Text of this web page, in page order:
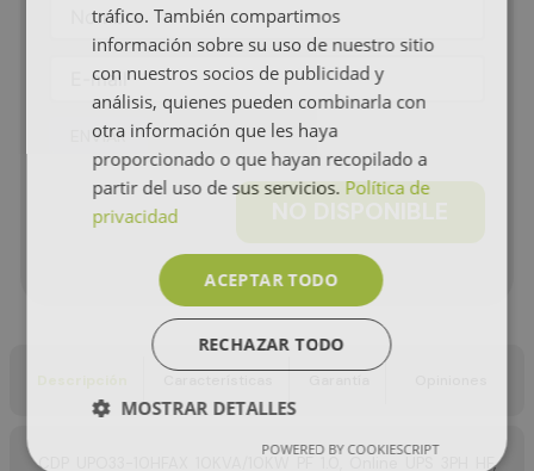
ENVIAR
CDP UPO33-10HFAX 10KVA/10KW PF 1.0, Online UPS 3PH HF,
tráfico. También compartimos
información sobre su uso de nuestro sitio
con nuestros socios de publicidad y
análisis, quienes pueden combinarla con
otra información que les haya
proporcionado o que hayan recopilado a
partir del uso de sus servicios. Política de
privacidad
ACEPTAR TODO
RECHAZAR TODO
MOSTRAR DETALLES
POWERED BY COOKIESCRIPT